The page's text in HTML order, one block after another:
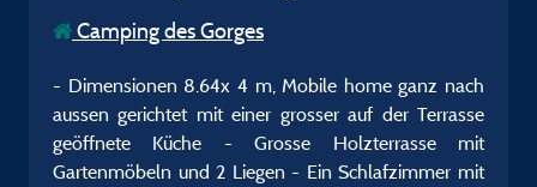
Camping des Gorges
- Dimensionen 8.64x 4 m, Mobile home ganz nach
aussen gerichtet mit einer grosser auf der Terrasse
geöffnete Küche - Grosse Holzterrasse mit
Gartenmöbeln und 2 Liegen - Ein Schlafzimmer mit